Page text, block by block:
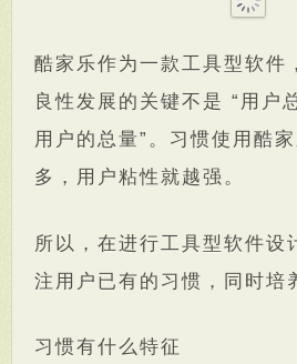
酷家乐作为一款工具型软件
良性发展的关键不是 “用户
用户的总量”。习惯使用酷
多，用户粘性就越强。
所以，在进行工具型软件设
注用户已有的习惯，同时培
习惯有什么特征